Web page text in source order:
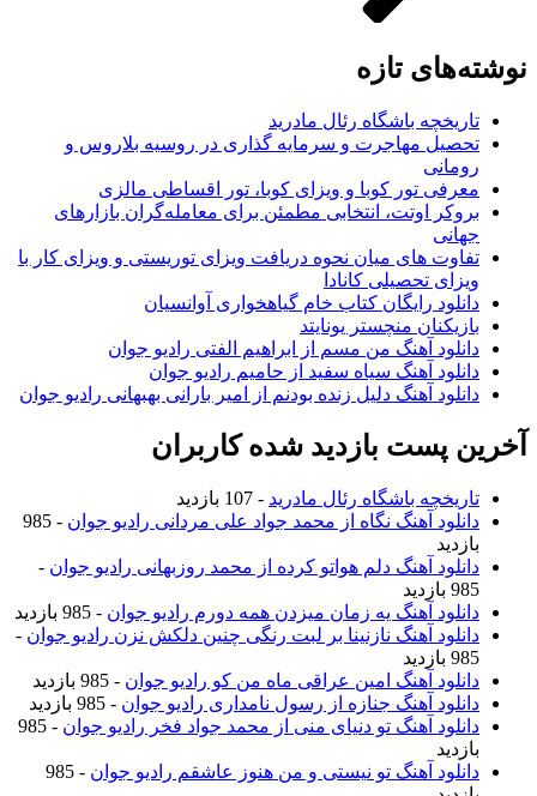
تازه
باشگاه رئال مادرید
مهاجرت و سرمایه گذاری در روسیه بلاروس و
تور کوبا و ویزای کوبا، تور اقساطی مالزی
اوتت، انتخابی مطمئن برای معامله‌گران بازارهای
های میان نحوه دریافت ویزای توریستی و ویزای کار با
تحصیلی کانادا
رایگان کتاب خام گیاهخواری آوانسیان
منچستر یونایتد
آهنگ من مسم از ابراهیم الفتی رادیو جوان
آهنگ سیاه سفید از حامیم رادیو جوان
آهنگ دلیل زنده بودنم از امیر بارانی بهبهانی رادیو جوان
پست بازدید شده کاربران
باشگاه رئال مادرید- 107 بازدید
آهنگ نگاه از محمد جواد علی مردانی رادیو جوان
- 985
آهنگ دلم هواتو کرده از محمد روزبهانی رادیو جوان -
آهنگ یه زمان میزدن همه دورم رادیو جوان - 985 بازدید
آهنگ نازنینا بر لبت رنگی چنین دلکش نزن رادیو جوان -
آهنگ امین عراقی ماه من کو رادیو جوان - 985 بازدید
آهنگ جنازه از رسول نامداری رادیو جوان - 985 بازدید
آهنگ تو دنیای منی از محمد جواد فخر رادیو جوان
- 985
آهنگ تو نیستی و من هنوز عاشقم رادیو جوان
- 985